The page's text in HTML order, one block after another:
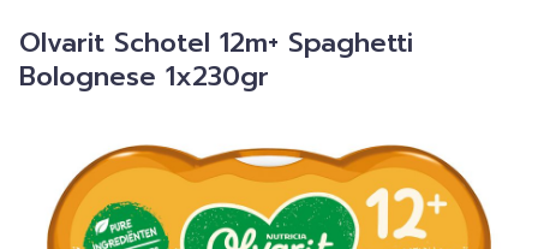
Olvarit Schotel 12m+ Spaghetti
Bolognese 1x230gr